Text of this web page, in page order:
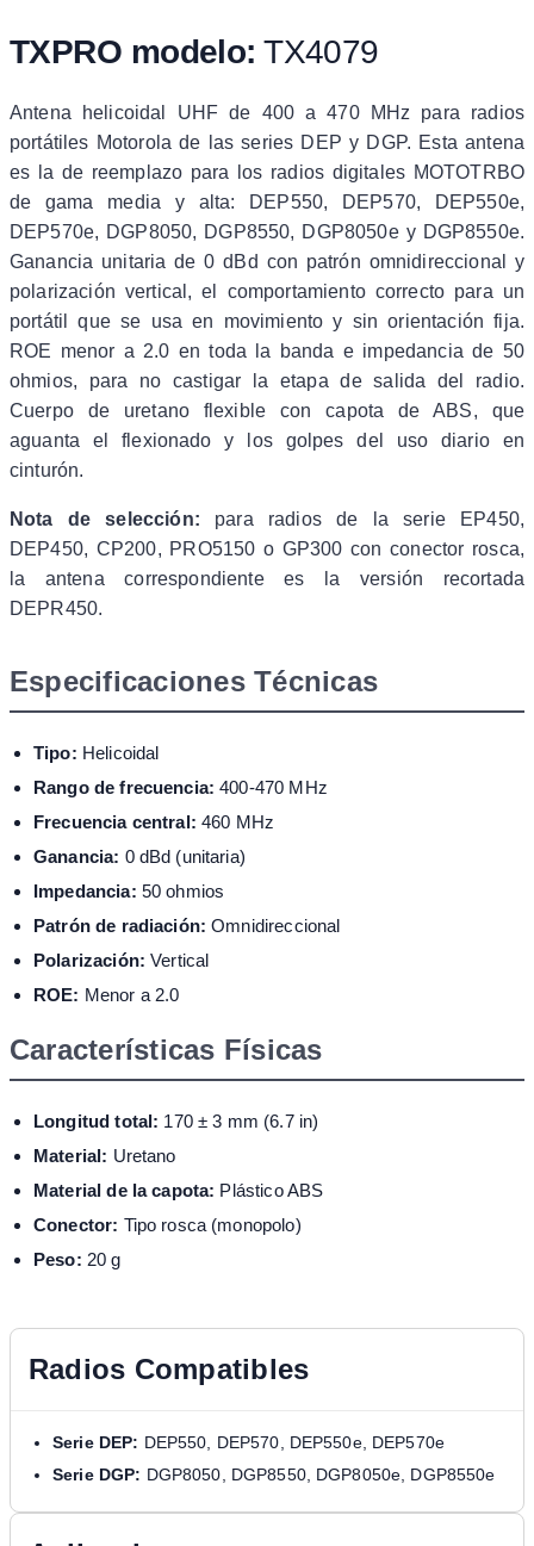
TXPRO modelo: TX4079
Antena helicoidal UHF de 400 a 470 MHz para radios
portátiles Motorola de las series DEP y DGP. Esta antena
es la de reemplazo para los radios digitales MOTOTRBO
de gama media y alta: DEP550, DEP570, DEP550e,
DEP570e, DGP8050, DGP8550, DGP8050e y DGP8550e.
Ganancia unitaria de 0 dBd con patrón omnidireccional y
polarización vertical, el comportamiento correcto para un
portátil que se usa en movimiento y sin orientación fija.
ROE menor a 2.0 en toda la banda e impedancia de 50
ohmios, para no castigar la etapa de salida del radio.
Cuerpo de uretano flexible con capota de ABS, que
aguanta el flexionado y los golpes del uso diario en
cinturón.
Nota de selección: para radios de la serie EP450,
DEP450, CP200, PRO5150 o GP300 con conector rosca,
la antena correspondiente es la versión recortada
DEPR450.
Especificaciones Técnicas
Tipo: Helicoidal
Rango de frecuencia: 400-470 MHz
Frecuencia central: 460 MHz
Ganancia: 0 dBd (unitaria)
Impedancia: 50 ohmios
Patrón de radiación: Omnidireccional
Polarización: Vertical
ROE: Menor a 2.0
Características Físicas
Longitud total: 170 ± 3 mm (6.7 in)
Material: Uretano
Material de la capota: Plástico ABS
Conector: Tipo rosca (monopolo)
Peso: 20 g
Radios Compatibles
Serie DEP: DEP550, DEP570, DEP550e, DEP570e
Serie DGP: DGP8050, DGP8550, DGP8050e, DGP8550e